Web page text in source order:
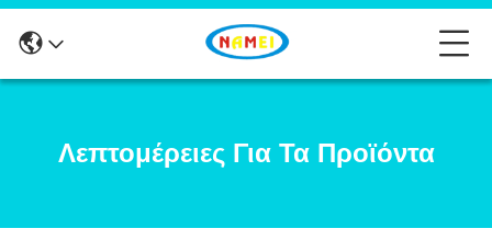
Λεπτομέρειες Για Τα Προϊόντα